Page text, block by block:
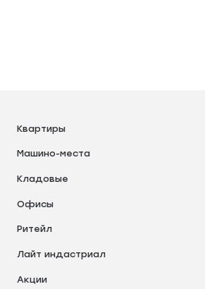
Квартиры
Машино-места
Кладовые
Офисы
Ритейл
Лайт индастриал
Акции